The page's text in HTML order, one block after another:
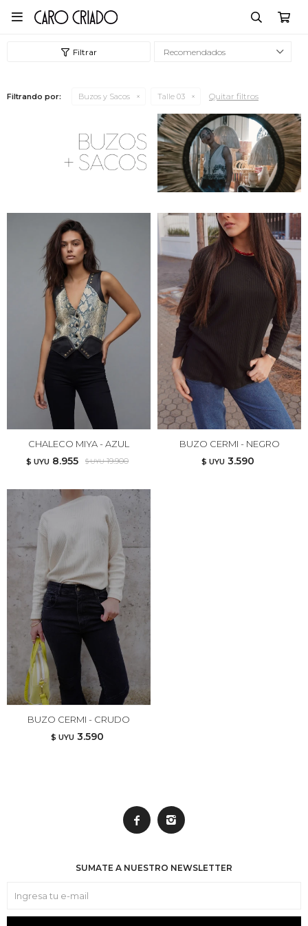

Recomendados
Filtrando por: Buzos y Sacos Talle 03 Quitar filtros
CHALECO MIYA - AZUL
$ UYU 8.955 $ UYU 19.900
BUZO CERMI - NEGRO
$ UYU 3.590
BUZO CERMI - CRUDO
$ UYU 3.590
 
SUMATE A NUESTRO NEWSLETTER